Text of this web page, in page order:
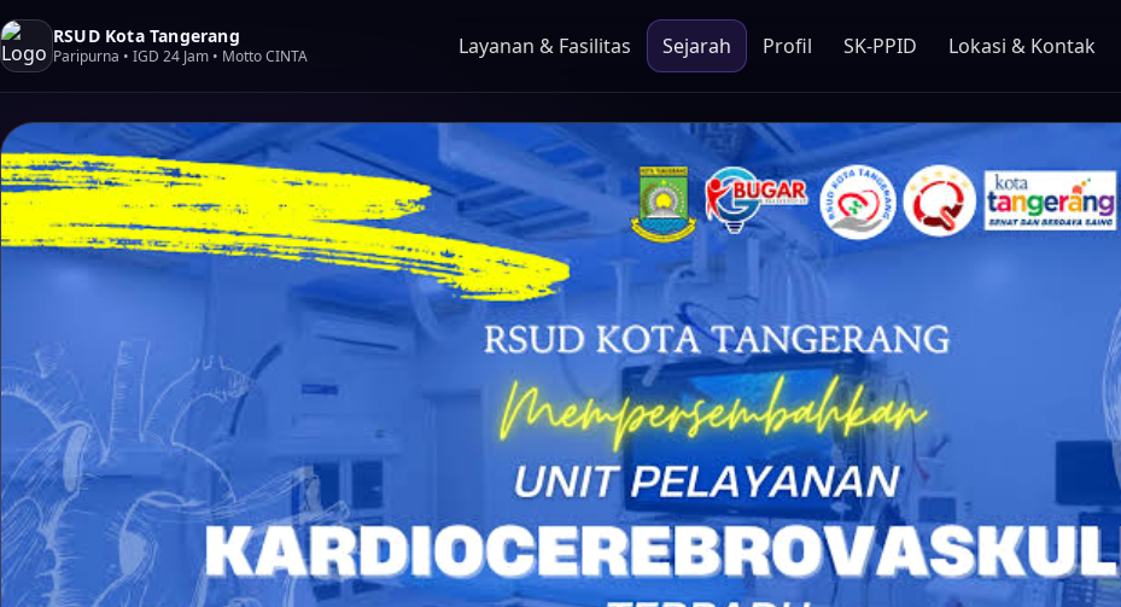
RSUD Kota Tangerang
Paripurna • IGD 24 Jam • Motto CINTA Layanan & Fasilitas Sejarah Profil SK-PPID Lokasi & Kontak